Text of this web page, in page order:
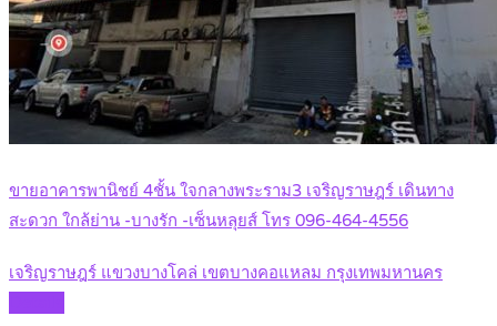
ขายอาคารพานิชย์ 4ชั้น ใจกลางพระราม3 เจริญราษฎร์ เดินทาง
สะดวก ใกล้ย่าน -บางรัก -เซ็นหลุยส์ โทร 096-464-4556
เจริญราษฎร์ แขวงบางโคล่ เขตบางคอแหลม กรุงเทพมหานคร